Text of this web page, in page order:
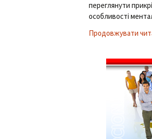
переглянути
особливості
Продовжувати